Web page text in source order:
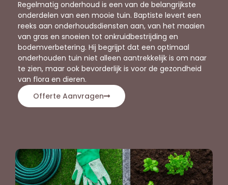
Regelmatig onderhoud is een van de belangrijkste
onderdelen van een mooie tuin. Baptiste levert een
reeks aan onderhoudsdiensten aan, van het maaien
van gras en snoeien tot onkruidbestrijding en
bodemverbetering. Hij begrijpt dat een optimaal
onderhouden tuin niet alleen aantrekkelijk is om naar
te zien, maar ook bevorderlijk is voor de gezondheid
van flora en dieren.
Offerte Aanvragen